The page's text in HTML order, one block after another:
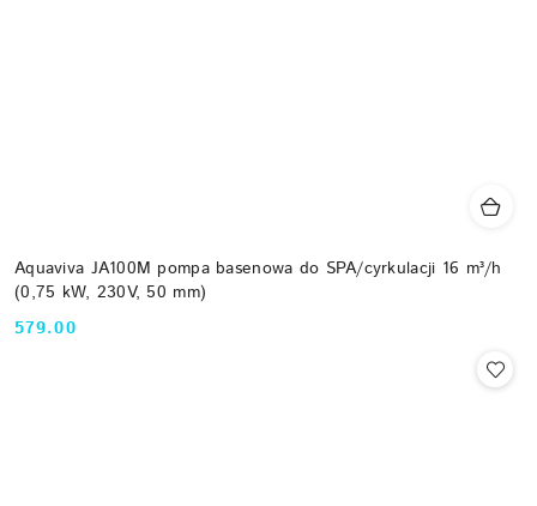
Aquaviva JA100M pompa basenowa do SPA/cyrkulacji 16 m³/h
(0,75 kW, 230V, 50 mm)
Cena:
579.00